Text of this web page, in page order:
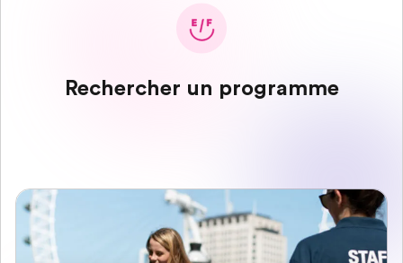
Rechercher un programme